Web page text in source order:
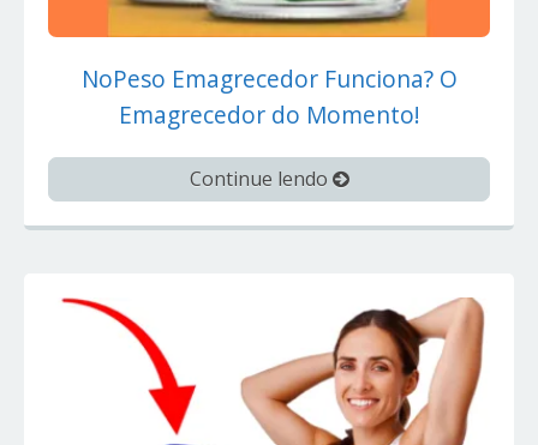
NoPeso Emagrecedor Funciona? O
Emagrecedor do Momento!
Continue lendo